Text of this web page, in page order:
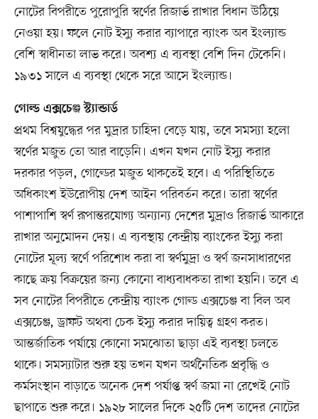
নোটের বিপরীতে পুরোপুরি স্বর্ণের রিজার্ভ রাখার বিধান উঠিয়ে
নেওয়া হয়। ফলে নোট ইস্যু করার ব্যাপারে ব্যাংক অব ইংল্যান্ড
বেশি স্বাধীনতা লাভ করে। অবশ্য এ ব্যবস্থা বেশি দিন টেকেনি।
১৯৩১ সালে এ ব্যবস্থা থেকে সরে আসে ইংল্যান্ড।
গোল্ড এক্সচেঞ্জ স্ট্যান্ডার্ড
প্রথম বিশ্বযুদ্ধের পর মুদ্রার চাহিদা বেড়ে যায়, তবে সমস্যা হলো
স্বর্ণের মজুত তো আর বাড়েনি। এখন যখন নোট ইস্যু করার
দরকার পড়ল, গোল্ডের মজুত থাকতেই হবে। এ পরিস্থিতিতে
অধিকাংশ ইউরোপীয় দেশ আইন পরিবর্তন করে। তারা স্বর্ণের
পাশাপাশি স্বর্ণ রূপান্তরযোগ্য অন্যান্য দেশের মুদ্রাও রিজার্ভ আকারে
রাখার অনুমোদন দেয়। এ ব্যবস্থায় কেন্দ্রীয় ব্যাংকের ইস্যু করা
নোটের মূল্য স্বর্ণে পরিশোধ করা বা স্বর্ণমুদ্রা ও স্বর্ণ জনসাধারণের
কাছে ক্রয় বিক্রয়ের জন্য কোনো বাধ্যবাধকতা রাখা হয়নি। তবে এ
সব নোটের বিপরীতে কেন্দ্রীয় ব্যাংক গোল্ড এক্সচেঞ্জ বা বিল অব
এক্সচেঞ্জ, ড্রাফট অথবা চেক ইস্যু করার দায়িত্ব গ্রহণ করত।
আন্তর্জাতিক পর্যায়ে কোনো সমঝোতা ছাড়া এই ব্যবস্থা চলতে
থাকে। সমস্যাটার শুরু হয় তখন যখন অর্থনৈতিক প্রবৃদ্ধি ও
কর্মসংস্থান বাড়াতে অনেক দেশ পর্যাপ্ত স্বর্ণ জমা না রেখেই নোট
ছাপাতে শুরু করে। ১৯২৮ সালের দিকে ২৫টি দেশ তাদের নোটের